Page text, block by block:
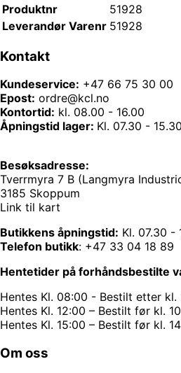
Produktnr
51928
Leverandør Varenr 51928
Kontakt
Kundeservice: +47 66 75 30 00
Epost: ordre@kcl.no
Kontortid: kl. 08.00 - 16.00
Åpningstid lager: Kl. 07.30 - 15.30
Besøksadresse:
Tverrmyra 7 B (Langmyra
3185 Skoppum
Link til kart
Butikkens åpningstid: Kl. 07.30 -
Telefon butikk: +47 33 04 18 89
Hentetider på forhåndsbestilte
Hentes Kl. 08:00 - Bestilt etter kl.
Hentes Kl. 12:00 – Bestilt før kl.
Hentes Kl. 15:00 – Bestilt før kl.
Om oss